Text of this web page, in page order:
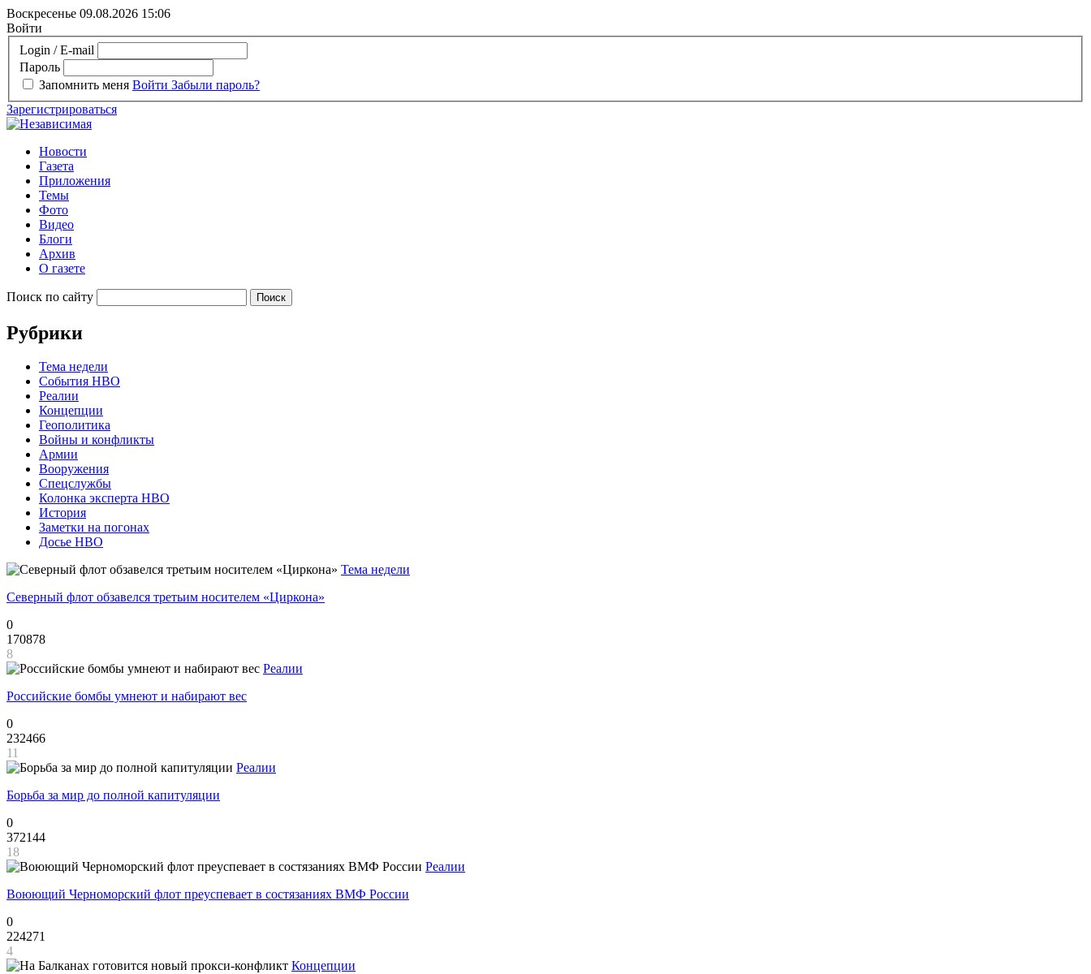
Воскресенье 09.08.2026 15:06
Войти
Login / E-mail
Пароль
Запомнить меня Войти Забыли пароль?
Зарегистрироваться
Новости
Газета
Приложения
Темы
Фото
Видео
Блоги
Архив
О газете
Поиск по сайту
Рубрики
Тема недели
События НВО
Реалии
Концепции
Геополитика
Войны и конфликты
Армии
Вооружения
Спецслужбы
Колонка эксперта НВО
История
Заметки на погонах
Досье НВО
Тема недели
Северный флот обзавелся третьим носителем «Циркона»
0
170878
8
Реалии
Российские бомбы умнеют и набирают вес
0
232466
11
Реалии
Борьба за мир до полной капитуляции
0
372144
18
Реалии
Воюющий Черноморский флот преуспевает в состязаниях ВМФ России
0
224271
4
Концепции